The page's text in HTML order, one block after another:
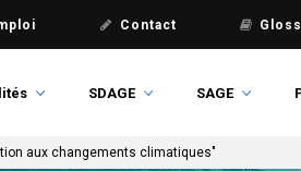
Contact
SDAGE SAGE
aux changements climatiques"